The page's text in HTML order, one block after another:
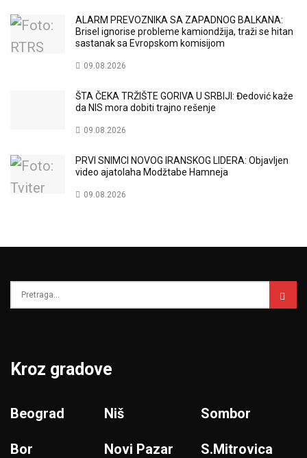
ALARM PREVOZNIKA SA ZAPADNOG BALKANA:
Brisel ignorise probleme kamiondžija, traži se hitan
sastanak sa Evropskom komisijom
09.08.2026
ŠTA ČEKA TRŽIŠTE GORIVA U SRBIJI: Đedović kaže
da NIS mora dobiti trajno rešenje
09.08.2026
PRVI SNIMCI NOVOG IRANSKOG LIDERA: Objavljen
video ajatolaha Modžtabe Hamneja
09.08.2026
Kroz gradove
Beograd
Bor
Niš
Novi Pazar
Sombor
S.Mitrovica